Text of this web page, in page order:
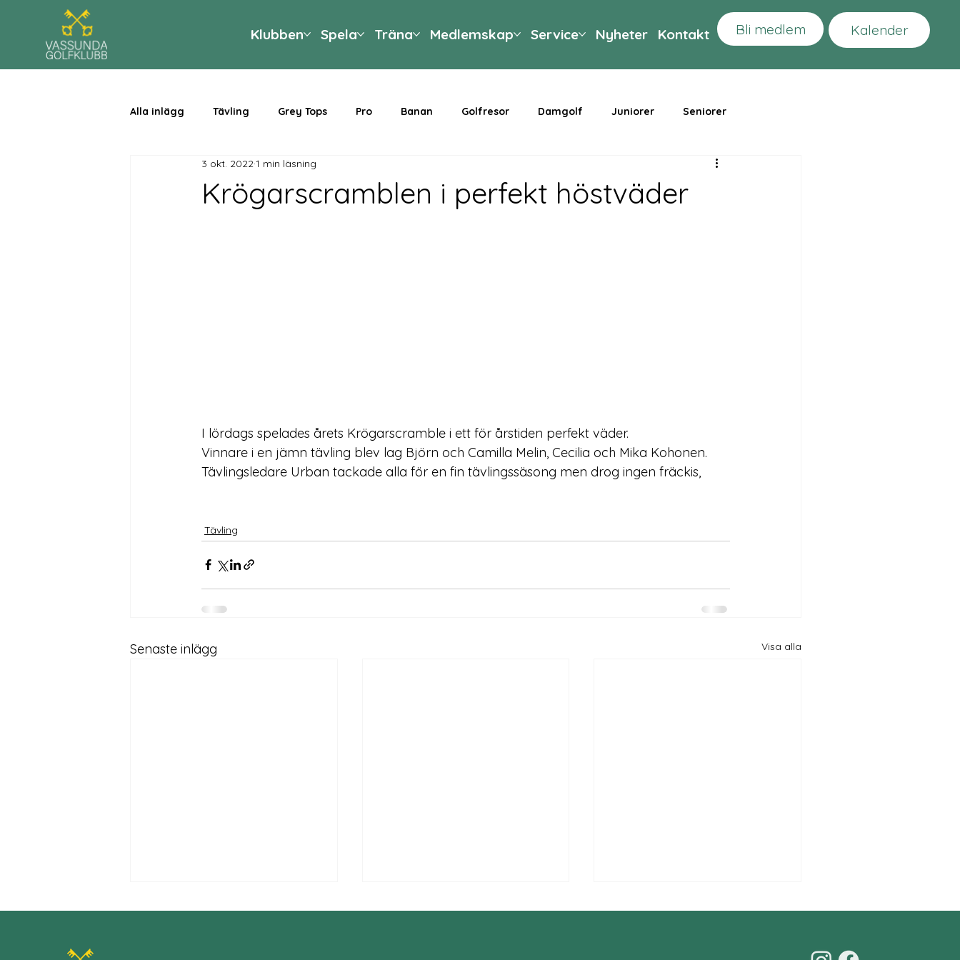
Klubben Spela Träna Medlemskap Service Nyheter Kontakt Bli medlem Kalender
Alla inlägg Tävling Grey Tops Pro Banan Golfresor Damgolf Juniorer Seniorer
Krögarscramblen i perfekt höstväder
3 okt. 20221 min läsning
I lördags spelades årets Krögarscramble i ett för årstiden perfekt väder.
Vinnare i en jämn tävling blev lag Björn och Camilla Melin, Cecilia och Mika Kohonen.
Tävlingsledare Urban tackade alla för en fin tävlingssäsong men drog ingen fräckis,
Tävling
Senaste inlägg Visa alla